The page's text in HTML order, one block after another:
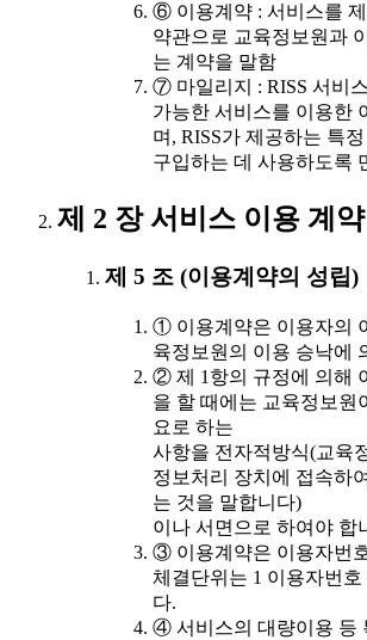
⑥ 이용계약 : 서비스를 제
약관으로 교육정보원과
는 계약을 말함
⑦ 마일리지 : RISS 서비
가능한 서비스를 이용한
며, RISS가 제공하는 특
구입하는 데 사용하도록
제 2 장 서비스 이용 계약
제 5 조 (이용계약의 성립)
① 이용계약은 이용자의
육정보원의 이용 승낙에
② 제 1항의 규정에 의해
을 할 때에는 교육정보원
요로 하는
사항을 전자적방식(교육
정보처리 장치에 접속하
는 것을 말합니다)
이나 서면으로 하여야 합
③ 이용계약은 이용자번
체결단위는 1 이용자번호
다.
④ 서비스의 대량이용 등